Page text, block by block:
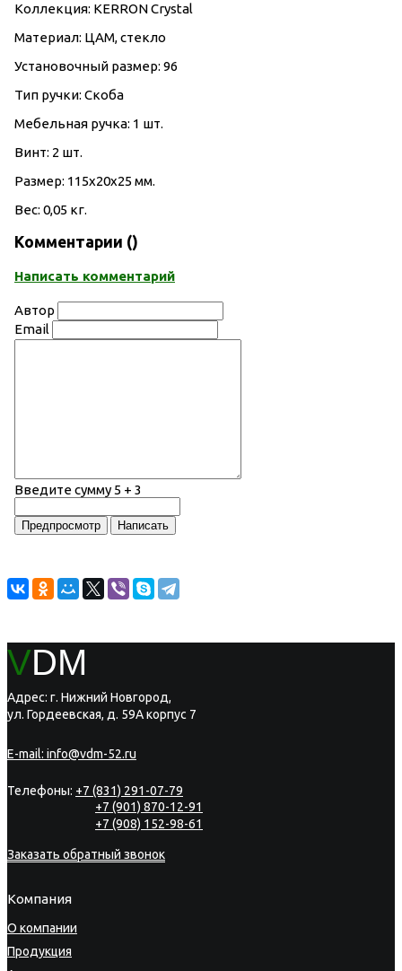
Коллекция: KERRON Crystal
Материал: ЦАМ, стекло
Установочный размер: 96
Тип ручки: Скоба
Мебельная ручка: 1 шт.
Винт: 2 шт.
Размер: 115х20х25 мм.
Вес: 0,05 кг.
Комментарии ()
Написать комментарий
Автор
Email
Введите сумму 5 + 3
VDM
Адрес: г. Нижний Новгород,
ул. Гордеевская, д. 59А корпус 7
E-mail: info@vdm-52.ru
Телефоны: +7 (831) 291-07-79
+7 (901) 870-12-91
+7 (908) 152-98-61
Заказать обратный звонок
Компания
О компании
Продукция